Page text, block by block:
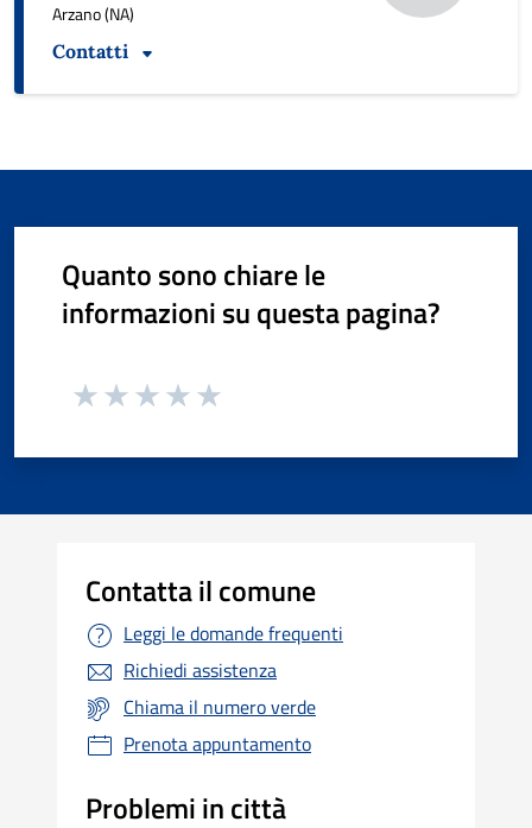
Arzano (NA)
Contatti
Quanto sono chiare le
informazioni su questa pagina?
Contatta il comune
Leggi le domande frequenti
Richiedi assistenza
Chiama il numero verde
Prenota appuntamento
Problemi in città